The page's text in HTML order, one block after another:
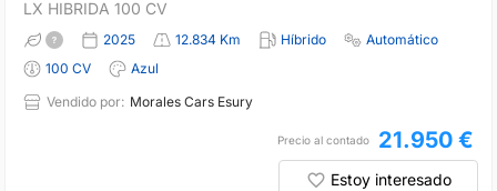
LX HIBRIDA 100 CV
2025 12.834 Km Híbrido
Automático
100 CV
Azul
Vendido por: Morales Cars Esury
Precio al contado 21.950 €
Estoy interesado